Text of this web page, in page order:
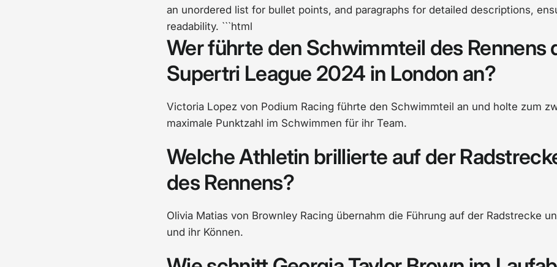
an unordered list for bullet points, and paragraphs for detailed descriptions,
readability. ```html
Wer führte den Schwimmteil des Rennens
Supertri League 2024 in London an?
Victoria Lopez von Podium Racing führte den Schwimmteil an und holte zum
maximale Punktzahl im Schwimmen für ihr Team.
Welche Athletin brillierte auf der
des Rennens?
Olivia Matias von Brownley Racing übernahm die Führung auf der Radstrecke
und ihr Können.